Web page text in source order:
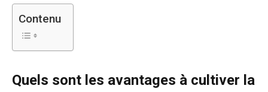
Contenu
Quels sont les avantages à cultiver la